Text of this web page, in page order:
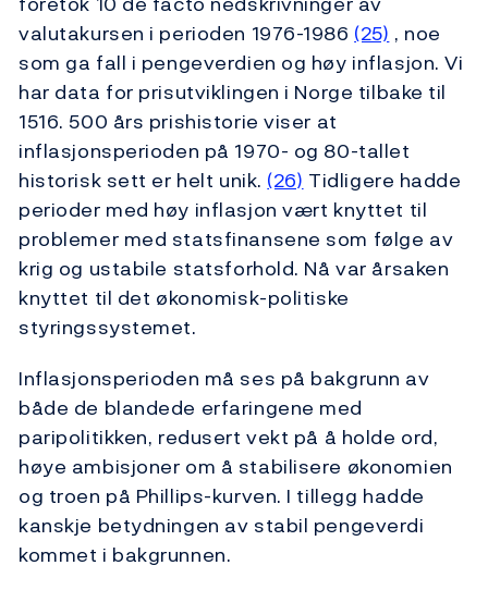
valutakursen i perioden 1976-1986 (25) , noe
som ga fall i pengeverdien og høy inflasjon. Vi
har data for prisutviklingen i Norge tilbake til
1516. 500 års prishistorie viser at
inflasjonsperioden på 1970- og 80-tallet
historisk sett er helt unik. (26) Tidligere hadde
perioder med høy inflasjon vært knyttet til
problemer med statsfinansene som følge av
krig og ustabile statsforhold. Nå var årsaken
knyttet til det økonomisk-politiske
styringssystemet.
Inflasjonsperioden må ses på bakgrunn av
både de blandede erfaringene med
paripolitikken, redusert vekt på å holde ord,
høye ambisjoner om å stabilisere økonomien
og troen på Phillips-kurven. I tillegg hadde
kanskje betydningen av stabil pengeverdi
kommet i bakgrunnen.